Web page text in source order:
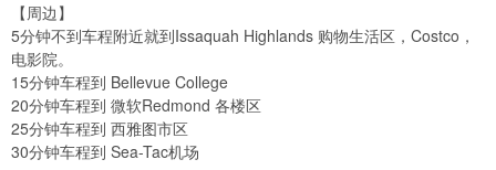
【周边】
5分钟不到车程附近就到Issaquah Highlands 购物生活区，Costco，
电影院。
15分钟车程到 Bellevue College
20分钟车程到 微软Redmond 各楼区
25分钟车程到 西雅图市区
30分钟车程到 Sea-Tac机场